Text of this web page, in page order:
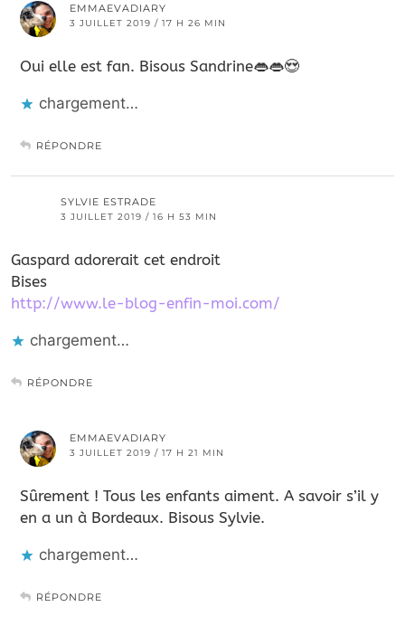
EMMAEVADIARY
3 JUILLET 2019 / 17 H 26 MIN
Oui elle est fan. Bisous Sandrine👄👄😍
chargement…
RÉPONDRE
SYLVIE ESTRADE
3 JUILLET 2019 / 16 H 53 MIN
Gaspard adorerait cet endroit
Bises
http://www.le-blog-enfin-moi.com/
chargement…
RÉPONDRE
EMMAEVADIARY
3 JUILLET 2019 / 17 H 21 MIN
Sûrement ! Tous les enfants aiment. A savoir s’il y
en a un à Bordeaux. Bisous Sylvie.
chargement…
RÉPONDRE